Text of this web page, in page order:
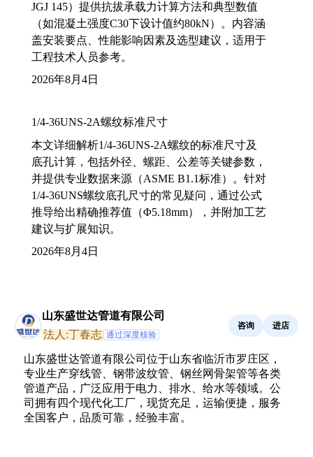
JGJ 145）提供抗拔承载力计算方法和典型数值
（如混凝土强度C30下设计值约80kN）。内容涵
盖安装要点、性能影响因素及选型建议，适用于
工程技术人员参考。
2026年8月4日
1/4-36UNS-2A螺纹标准尺寸
本文详细解析1/4-36UNS-2A螺纹的标准尺寸及
底孔计算，包括外径、螺距、公差等关键参数，
并提供专业数据来源（ASME B1.1标准）。针对
1/4-36UNS螺纹底孔尺寸的常见疑问，通过公式
推导给出精确推荐值（Φ5.18mm），并附加工艺
建议与扩展知识。
2026年8月4日
山东盛世达管道有限公司
法人:丁春志 通过深度核验
咨询 进店
山东盛世达管道有限公司位于山东省临沂市罗庄区，
专业生产穿线管、钢带波纹管、钢丝网骨架管等各类
管道产品，广泛应用于电力、排水、给水等领域。公
司拥有四个现代化工厂，现货充足，运输便捷，服务
全国客户，品质可靠，经验丰富。